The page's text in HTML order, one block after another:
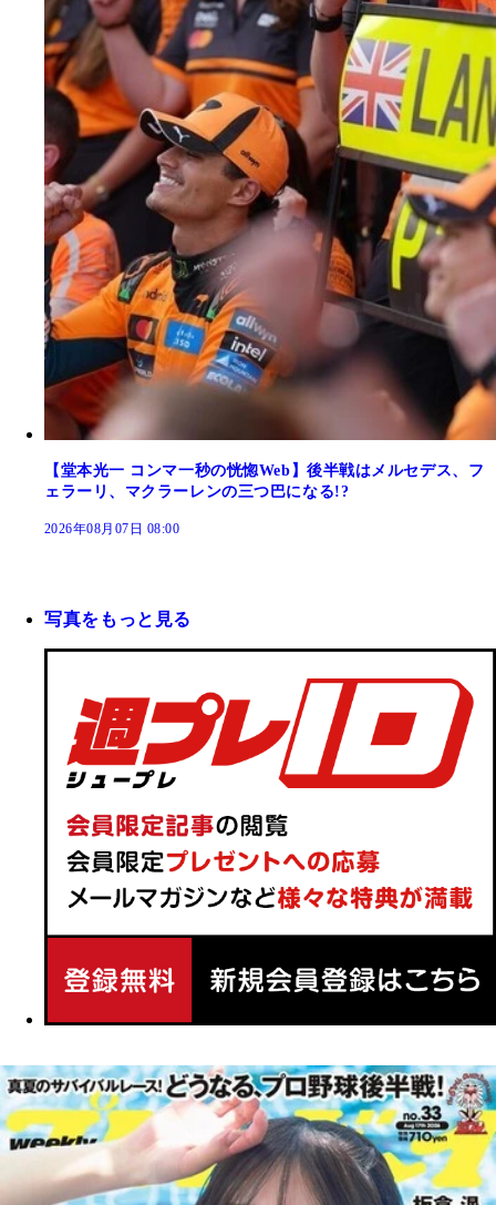
【堂本光一 コンマ一秒の恍惚Web】後半戦はメルセデス、フ
ェラーリ、マクラーレンの三つ巴になる!?
2026年08月07日 08:00
写真をもっと見る